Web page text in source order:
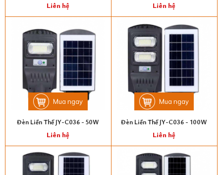
Liên hệ Liên hệ
Mua ngay
Đèn Liền Thể JY-C036 - 50W
Liên hệ
Mua ngay
Đèn Liền Thể JY-C036 - 100W
Liên hệ